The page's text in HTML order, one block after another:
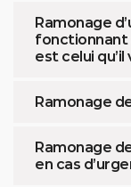
Ramonage
fonctionnant
est celui
Ramonage
Ramonage
en cas